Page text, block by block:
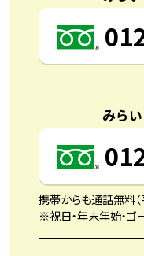
みら
携帯からも通話無料
※祝日・年末年始・ゴ